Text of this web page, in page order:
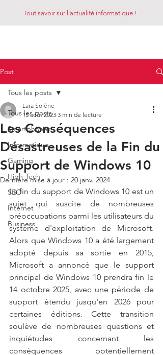
Tout savoir sur l'actualité informatique !
Post
Tous les posts
Smartphones
Informatique
Gaming
High-Tech
SEO
Internet
Business
Tous les posts
Les Conséquences
Désastreuses de la Fin du
Support de Windows 10
Lara Solène
15 août 2023 3 min de lecture
Dernière mise à jour : 20 janv. 2024
La fin du support de Windows 10 est un
sujet qui suscite de nombreuses
préoccupations parmi les utilisateurs du
système d'exploitation de Microsoft.
Alors que Windows 10 a été largement
adopté depuis sa sortie en 2015,
Microsoft a annoncé que le support
principal de Windows 10 prendra fin le
14 octobre 2025, avec une période de
support étendu jusqu'en 2026 pour
certaines éditions. Cette transition
soulève de nombreuses questions et
inquiétudes concernant les
conséquences potentiellement